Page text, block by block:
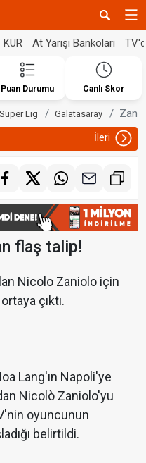
At Yarışı Bankoları
Puan Durumu Canlı Skor
Lig Galatasaray
İleri
flaş talip!
Nicolo Zaniolo için
çıktı.
Lang'ın Napoli'ye
Nicolò Zaniolo'yu
oyuncunun
belirtildi.